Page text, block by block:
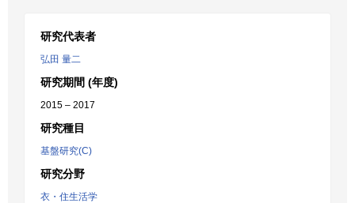
研究代表者
弘田 量二
研究期間 (年度)
2015 – 2017
研究種目
基盤研究(C)
研究分野
衣・住生活学